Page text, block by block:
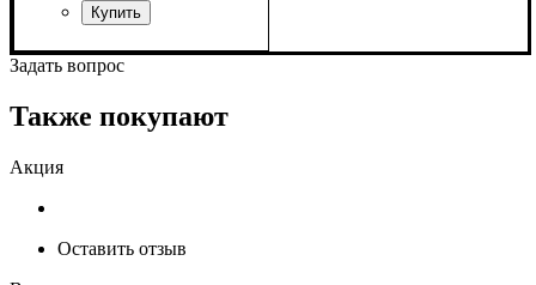
Задать вопрос
Также покупают
Акция
Оставить отзыв